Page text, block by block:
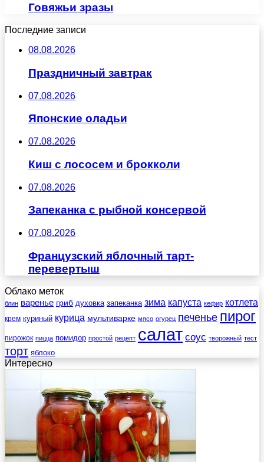
Говяжьи зразы
Последние записи
08.08.2026
Праздничный завтрак
07.08.2026
Японские оладьи
07.08.2026
Киш с лососем и брокколи
07.08.2026
Запеканка с рыбной консервой
07.08.2026
Французский яблочный тарт-
перевертыш
Облако меток
блин варенье гриб духовка запеканка зима капуста кефир котлета
крем куриный курица мультиварке мясо огурец печенье пирог
пирожок пицца помидор простой рецепт салат соус творожный тест
торт яблоко
Интересно